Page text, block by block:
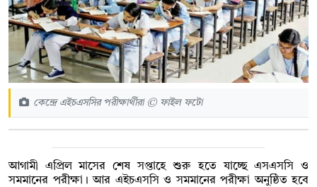
কেন্দ্রে এইচএসসির পরীক্ষার্থীরা © ফাইল ফটো
আগামী এপ্রিল মাসের শেষ সপ্তাহে শুরু হতে যাচ্ছে এসএসসি ও
সমমানের পরীক্ষা। আর এইচএসসি ও সমমানের পরীক্ষা অনুষ্ঠিত হবে